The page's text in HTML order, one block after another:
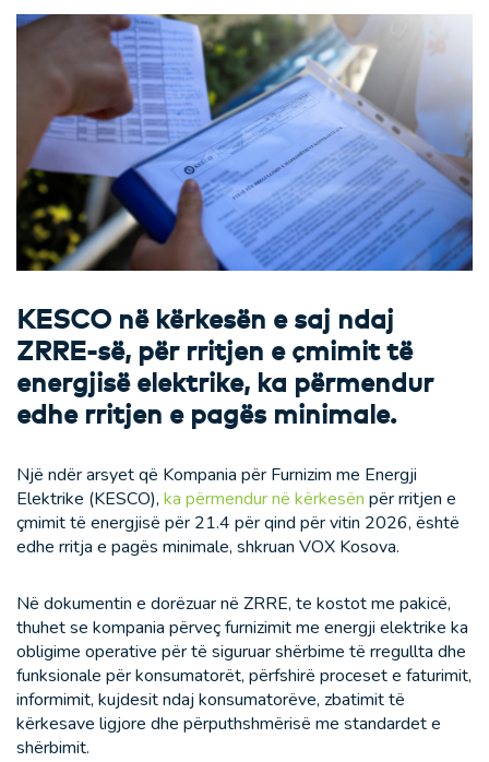
KESCO në kërkesën e saj ndaj
ZRRE-së, për rritjen e çmimit të
energjisë elektrike, ka përmendur
edhe rritjen e pagës minimale.
Një ndër arsyet që Kompania për Furnizim me Energji
Elektrike (KESCO), ka përmendur në kërkesën për rritjen e
çmimit të energjisë për 21.4 për qind për vitin 2026, është
edhe rritja e pagës minimale, shkruan VOX Kosova.
Në dokumentin e dorëzuar në ZRRE, te kostot me pakicë,
thuhet se kompania përveç furnizimit me energji elektrike ka
obligime operative për të siguruar shërbime të rregullta dhe
funksionale për konsumatorët, përfshirë proceset e faturimit,
informimit, kujdesit ndaj konsumatorëve, zbatimit të
kërkesave ligjore dhe përputhshmërisë me standardet e
shërbimit.